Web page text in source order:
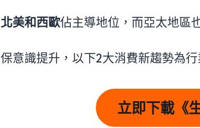
北美和西歐佔主導地位，而亞太地區
意識提升，以下2大消費新趨勢為
立即下載《